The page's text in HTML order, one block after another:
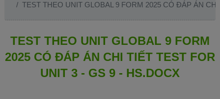
TEST THEO UNIT GLOBAL 9 FORM 2025 CÓ ĐÁP ÁN
TEST THEO UNIT GLOBAL 9 FORM
2025 CÓ ĐÁP ÁN CHI TIẾT TEST FOR
UNIT 3 - GS 9 - HS.DOCX